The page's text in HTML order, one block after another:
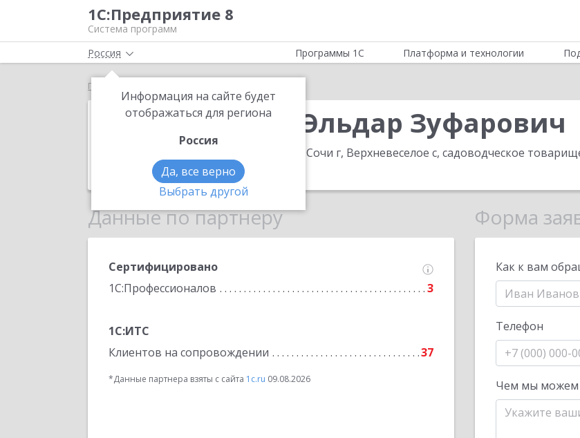
1С:Предприятие 8
Система программ
Россия
Информация на сайте будет
отображаться для региона
Россия
Да, все верно
Выбрать другой
Программы 1С Платформа и технологии
Главная
ИП Абдуллин Эльдар Зуфарович
354383, Краснодарский край, Сочи г, Верхневеселое с, садоводческое
Телефон: (3462) 71-2250
Данные по партнеру
Сертифицировано
1С:Профессионалов
3
1С:ИТС
Клиентов на сопровождении
37
*Данные партнера взяты с сайта 1c.ru 09.08.2026
Форма
Как к вам
Телефон
Чем мы можем